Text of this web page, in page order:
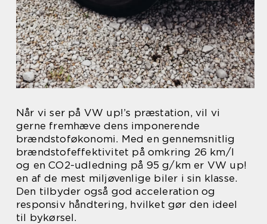
Når vi ser på VW up!’s præstation, vil vi
gerne fremhæve dens imponerende
brændstoføkonomi. Med en gennemsnitlig
brændstofeffektivitet på omkring 26 km/l
og en CO2-udledning på 95 g/km er VW up!
en af de mest miljøvenlige biler i sin klasse.
Den tilbyder også god acceleration og
responsiv håndtering, hvilket gør den ideel
til bykørsel.